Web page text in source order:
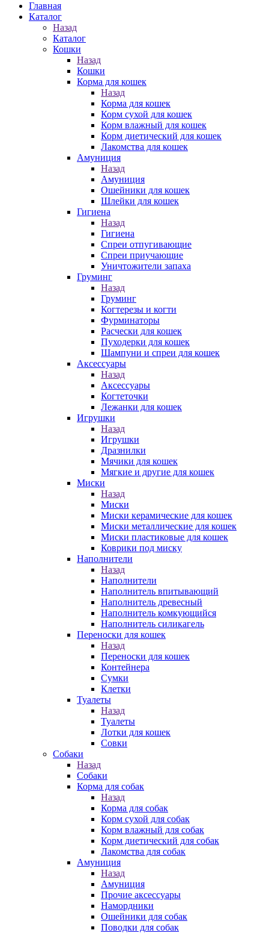
Главная
Каталог
Назад
Каталог
Кошки
Назад
Кошки
Корма для кошек
Назад
Корма для кошек
Корм сухой для кошек
Корм влажный для кошек
Корм диетический для кошек
Лакомства для кошек
Амуниция
Назад
Амуниция
Ошейники для кошек
Шлейки для кошек
Гигиена
Назад
Гигиена
Спреи отпугивающие
Спреи приучающие
Уничтожители запаха
Груминг
Назад
Груминг
Когтерезы и когти
Фурминаторы
Расчески для кошек
Пуходерки для кошек
Шампуни и спреи для кошек
Аксессуары
Назад
Аксессуары
Когтеточки
Лежанки для кошек
Игрушки
Назад
Игрушки
Дразнилки
Мячики для кошек
Мягкие и другие для кошек
Миски
Назад
Миски
Миски керамические для кошек
Миски металлические для кошек
Миски пластиковые для кошек
Коврики под миску
Наполнители
Назад
Наполнители
Наполнитель впитывающий
Наполнитель древесный
Наполнитель комкующийся
Наполнитель силикагель
Переноски для кошек
Назад
Переноски для кошек
Контейнера
Сумки
Клетки
Туалеты
Назад
Туалеты
Лотки для кошек
Совки
Собаки
Назад
Собаки
Корма для собак
Назад
Корма для собак
Корм сухой для собак
Корм влажный для собак
Корм диетический для собак
Лакомства для собак
Амуниция
Назад
Амуниция
Прочие аксессуары
Намордники
Ошейники для собак
Поводки для собак